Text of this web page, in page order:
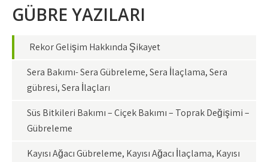
GÜBRE YAZILARI
Rekor Gelişim Hakkında Şikayet
Sera Bakımı- Sera Gübreleme, Sera İlaçlama, Sera
gübresi, Sera İlaçları
Süs Bitkileri Bakımı – Çiçek Bakımı – Toprak Değişimi –
Gübreleme
Kayısı Ağacı Gübreleme, Kayısı Ağacı İlaçlama, Kayısı